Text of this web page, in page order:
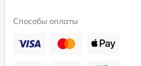
Способы оплаты